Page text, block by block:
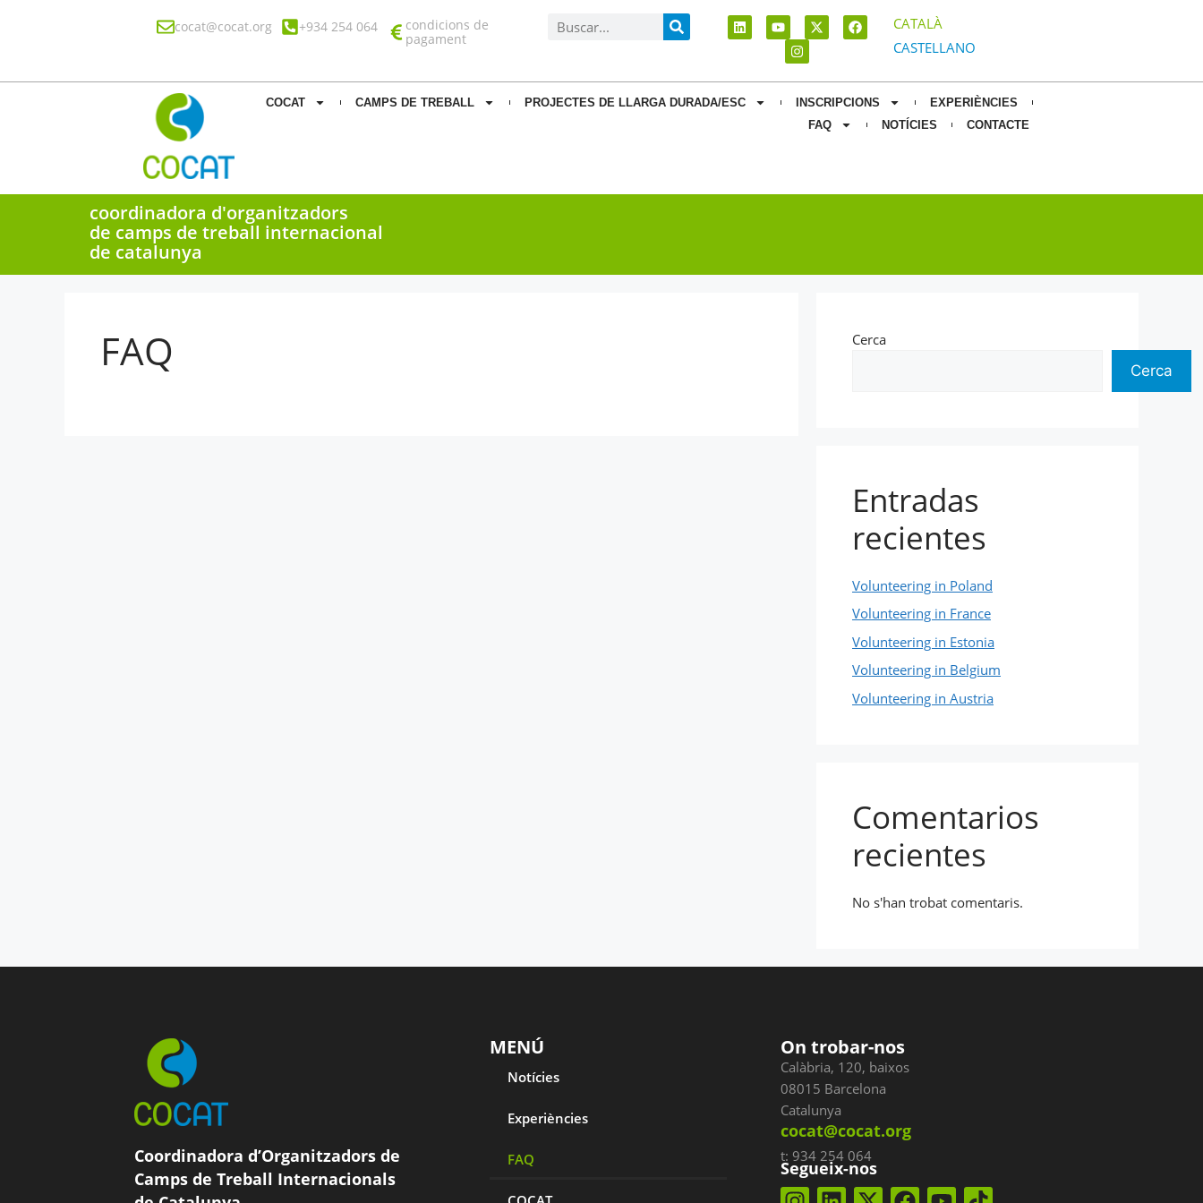
cocat@cocat.org +934 254 064
condicions de
pagament
CATALÀ
CASTELLANO
COCAT CAMPS DE TREBALL PROJECTES DE LLARGA DURADA/ESC INSCRIPCIONS
EXPERIÈNCIES
FAQ
NOTÍCIES CONTACTE
coordinadora d'organitzadors
de camps de treball internacional
de catalunya
FAQ
Cerca
Cerca
Entradas
recientes
Volunteering in Poland
Volunteering in France
Volunteering in Estonia
Volunteering in Belgium
Volunteering in Austria
Comentarios
recientes
No s'han trobat comentaris.
Coordinadora d’Organitzadors de
Camps de Treball Internacionals
MENÚ
Notícies
Experiències
FAQ
On trobar-nos
Calàbria, 120, baixos
08015 Barcelona
Catalunya
cocat@cocat.org
t: 934 254 064
Segueix-nos